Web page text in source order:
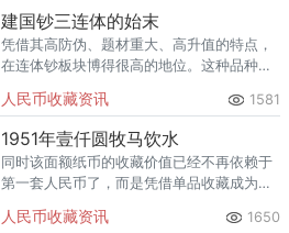
办法。
建国钞三连体的始末
凭借其高防伪、题材重大、高升值的特点，
在连体钞板块博得很高的地位。这种品种的
少，因而涨得非常快！
人民币收藏资讯 1581
1951年壹仟圆牧马饮水
同时该面额纸币的收藏价值已经不再依赖于
第一套人民币了，而是凭借单品收藏成为钱
人民币收藏资讯 1650